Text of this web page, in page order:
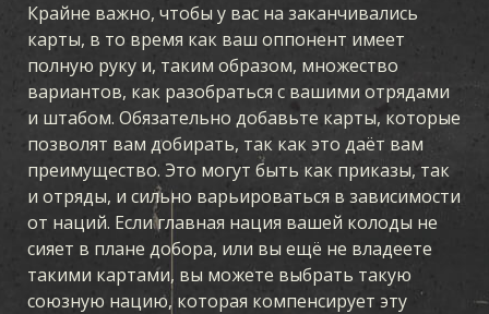
Крайне важно, чтобы у вас на заканчивались
карты, в то время как ваш оппонент имеет
полную руку и, таким образом, множество
вариантов, как разобраться с вашими отрядами
и штабом. Обязательно добавьте карты, которые
позволят вам добирать, так как это даёт вам
преимущество. Это могут быть как приказы, так
и отряды, и сильно варьироваться в зависимости
от наций. Если главная нация вашей колоды не
сияет в плане добора, или вы ещё не владеете
такими картами, вы можете выбрать такую
союзную нацию, которая компенсирует эту